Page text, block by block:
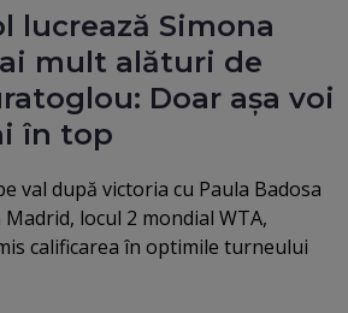
lucrează Simona
mult alături de
Doar așa voi
în top
val după victoria cu Paula Badosa
locul 2 mondial WTA,
calificarea în optimile turneului